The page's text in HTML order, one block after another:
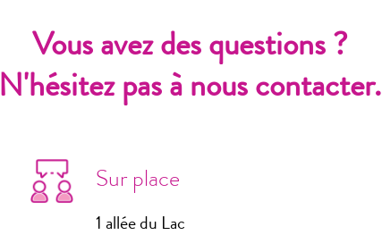
Vous avez des questions ?
N'hésitez pas à nous contacter.
Sur place
1 allée du Lac